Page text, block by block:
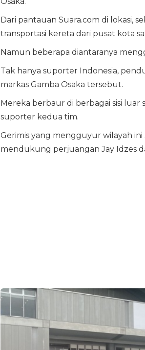
Dari pantauan Suara.com di lokasi,
transportasi kereta dari pusat kota
Namun beberapa diantaranya
Tak hanya suporter Indonesia,
markas Gamba Osaka tersebut.
Mereka berbaur di berbagai sisi
suporter kedua tim.
Gerimis yang mengguyur wilayah
mendukung perjuangan Jay Idzes